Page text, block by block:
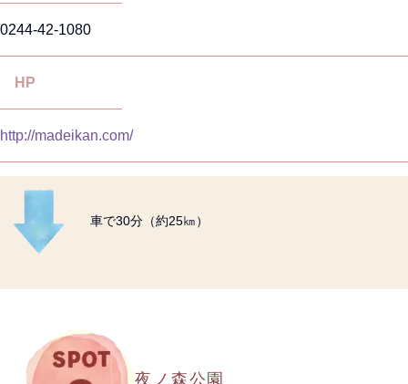
0244-42-1080
HP
http://madeikan.com/
車で30分（約25㎞）
夜ノ森公園